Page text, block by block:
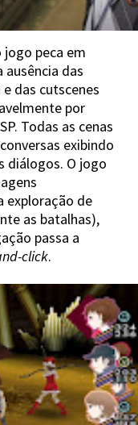
peca em
ausência das
das cutscenes
por
Todas as cenas
exibindo
diálogos. O jogo
exploração de
as batalhas),
passa a
click.